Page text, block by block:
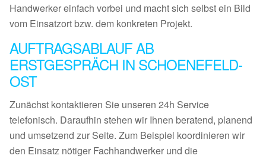
Handwerker einfach vorbei und macht sich selbst ein Bild
vom Einsatzort bzw. dem konkreten Projekt.
AUFTRAGSABLAUF AB
ERSTGESPRÄCH IN SCHOENEFELD-
OST
Zunächst kontaktieren Sie unseren 24h Service
telefonisch. Daraufhin stehen wir Ihnen beratend, planend
und umsetzend zur Seite. Zum Beispiel koordinieren wir
den Einsatz nötiger Fachhandwerker und die